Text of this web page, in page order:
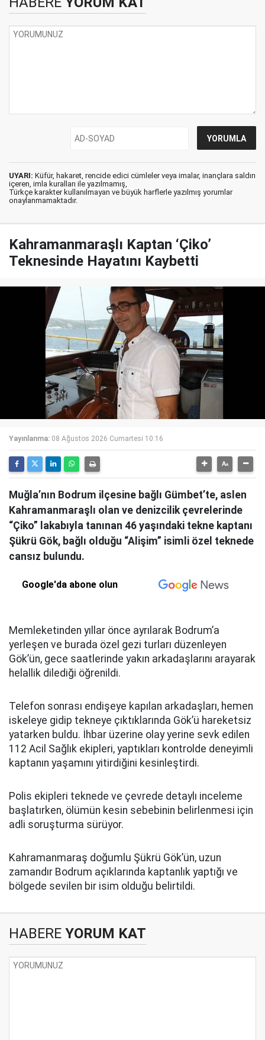
UYARI: Küfür, hakaret, rencide edici cümleler veya imalar, inançlara saldırı
içeren, imla kuralları ile yazılmamış,
Türkçe karakter kullanılmayan ve büyük harflerle yazılmış yorumlar
onaylanmamaktadır.
Kahramanmaraşlı Kaptan ‘Çiko’
Teknesinde Hayatını Kaybetti
Yayınlanma: 08 Ağustos 2026 Cumartesi 10:16
Muğla’nın Bodrum ilçesine bağlı Gümbet’te, aslen
Kahramanmaraşlı olan ve denizcilik çevrelerinde
“Çiko” lakabıyla tanınan 46 yaşındaki tekne kaptanı
Şükrü Gök, bağlı olduğu “Alişim” isimli özel teknede
cansız bulundu.
Google'da abone olun
Memleketinden yıllar önce ayrılarak Bodrum’a
yerleşen ve burada özel gezi turları düzenleyen
Gök’ün, gece saatlerinde yakın arkadaşlarını arayarak
helallik dilediği öğrenildi.
Telefon sonrası endişeye kapılan arkadaşları, hemen
iskeleye gidip tekneye çıktıklarında Gök’ü hareketsiz
yatarken buldu. İhbar üzerine olay yerine sevk edilen
112 Acil Sağlık ekipleri, yaptıkları kontrolde deneyimli
kaptanın yaşamını yitirdiğini kesinleştirdi.
Polis ekipleri teknede ve çevrede detaylı inceleme
başlatırken, ölümün kesin sebebinin belirlenmesi için
adli soruşturma sürüyor.
Kahramanmaraş doğumlu Şükrü Gök’ün, uzun
zamandır Bodrum açıklarında kaptanlık yaptığı ve
bölgede sevilen bir isim olduğu belirtildi.
HABERE YORUM KAT